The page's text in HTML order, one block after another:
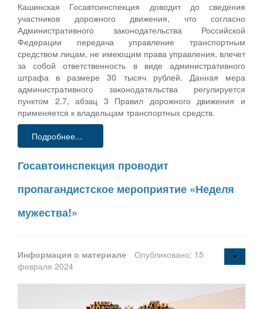
Кашинская Госавтоинспекция доводит до сведения
участников дорожного движения, что согласно
Административного законодательства Российской
Федерации передача управление транспортным
средством лицам, не имеющим права управления, влечет
за собой ответственность в виде административного
штрафа в размере 30 тысяч рублей. Данная мера
административного законодательства регулируется
пунктом 2.7, абзац 3 Правил дорожного движения и
применяется к владельцам транспортных средств.
Подробнее...
Госавтоинспекция проводит
пропагандистское мероприятие «Неделя
мужества!»
Информация о материале
Опубликовано: 15
февраля 2024